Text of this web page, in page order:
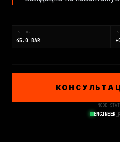
PRESSURE
45.0 BAR